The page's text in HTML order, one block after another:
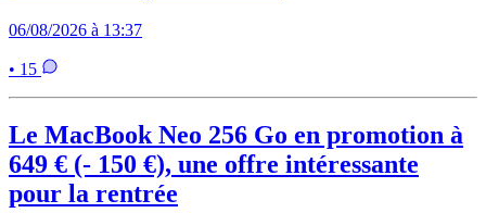
06/08/2026 à 13:37
• 15
Le MacBook Neo 256 Go en promotion à
649 € (- 150 €), une offre intéressante
pour la rentrée